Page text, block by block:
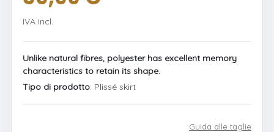
IVA incl.
Unlike natural fibres, polyester has excellent memory
characteristics to retain its shape.
Tipo di prodotto: Plissé skirt
Guida alle taglie